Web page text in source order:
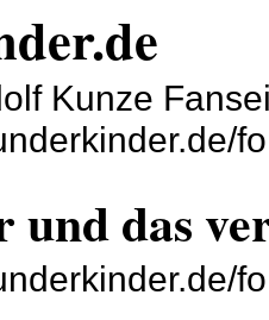
Kunze
das